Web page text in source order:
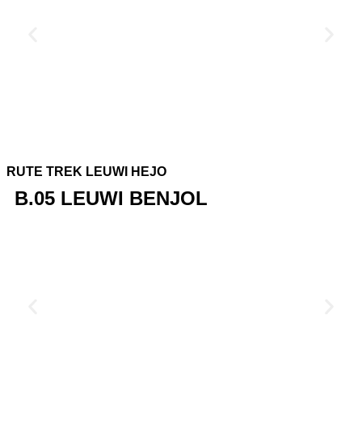
RUTE TREK LEUWI HEJO
B.05 LEUWI BENJOL